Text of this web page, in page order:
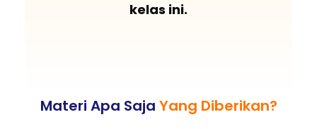
kelas ini.
Materi Apa Saja Yang Diberikan?